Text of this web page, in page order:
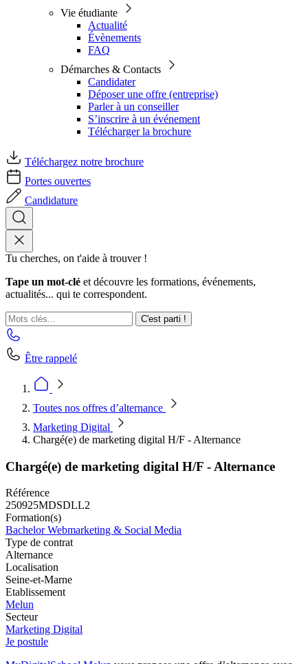
Vie étudiante
Actualité
Évènements
FAQ
Démarches & Contacts
Candidater
Déposer une offre (entreprise)
Parler à un conseiller
S’inscrire à un événement
Télécharger la brochure
Téléchargez notre brochure
Portes ouvertes
Candidature
Tu cherches, on t'aide à trouver !
Tape un mot-clé et découvre les formations, événements,
actualités... qui te correspondent.
C'est parti !
Être rappelé
Toutes nos offres d’alternance
Marketing Digital
Chargé(e) de marketing digital H/F - Alternance
Chargé(e) de marketing digital H/F - Alternance
Référence
250925MDSDLL2
Formation(s)
Bachelor Webmarketing & Social Media
Type de contrat
Alternance
Localisation
Seine-et-Marne
Etablissement
Melun
Secteur
Marketing Digital
Je postule